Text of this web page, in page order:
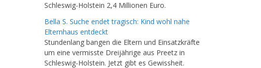
Schleswig-Holstein 2,4 Millionen Euro.
Bella S. Suche endet tragisch: Kind wohl nahe
Elternhaus entdeckt
Stundenlang bangen die Eltern und Einsatzkräfte
um eine vermisste Dreijährige aus Preetz in
Schleswig-Holstein. Jetzt gibt es Gewissheit.